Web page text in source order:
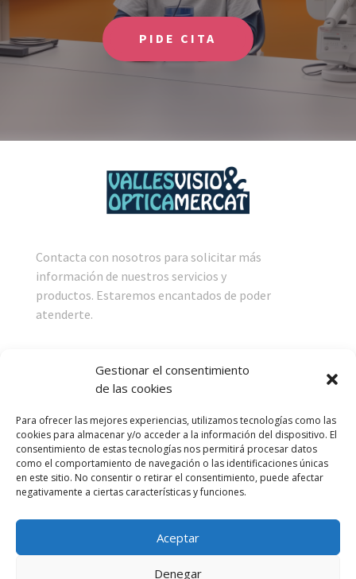
Gestionar el consentimiento
de las cookies
Para ofrecer las mejores experiencias, utilizamos tecnologías como las
cookies para almacenar y/o acceder a la información del dispositivo. El
consentimiento de estas tecnologías nos permitirá procesar datos
como el comportamiento de navegación o las identificaciones únicas
en este sitio. No consentir o retirar el consentimiento, puede afectar
negativamente a ciertas características y funciones.
Aceptar
Denegar
PIDE CITA
Contacta con nosotros para solicitar más
información de nuestros servicios y
productos. Estaremos encantados de poder
atenderte.
Cuidado de la Vista
Cuidado de la Audición
Noticias
Contacto